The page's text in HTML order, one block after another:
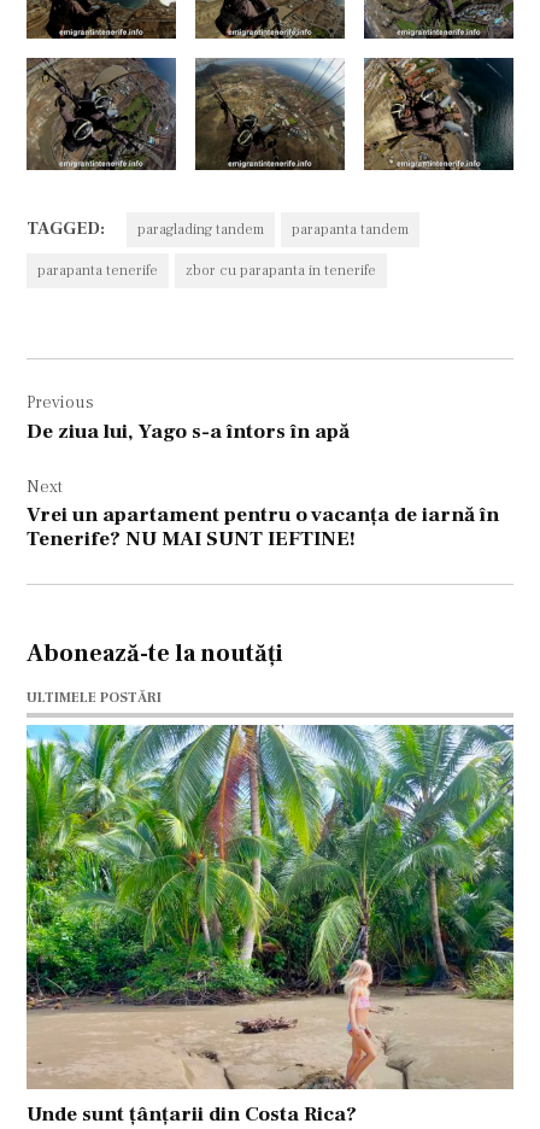
TAGGED: paraglading tandem parapanta tandem
parapanta tenerife zbor cu parapanta in tenerife
în
articole
Previous
De ziua lui, Yago s-a întors în apă
Next
Vrei un apartament pentru o vacanța de iarnă în
Tenerife? NU MAI SUNT IEFTINE!
Abonează-te la noutăți
ULTIMELE POSTĂRI
Unde sunt țânțarii din Costa Rica?